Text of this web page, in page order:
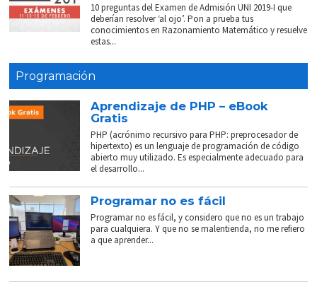
10 preguntas del Examen de Admisión UNI 2019-I que
deberían resolver ‘al ojo’. Pon a prueba tus
conocimientos en Razonamiento Matemático y resuelve
estas...
Programación
Aprendizaje de PHP – eBook
Gratis
PHP (acrónimo recursivo para PHP: preprocesador de
hipertexto) es un lenguaje de programación de código
abierto muy utilizado. Es especialmente adecuado para
el desarrollo...
Programar no es fácil
Programar no es fácil, y considero que no es un trabajo
para cualquiera. Y que no se malentienda, no me refiero
a que aprender...